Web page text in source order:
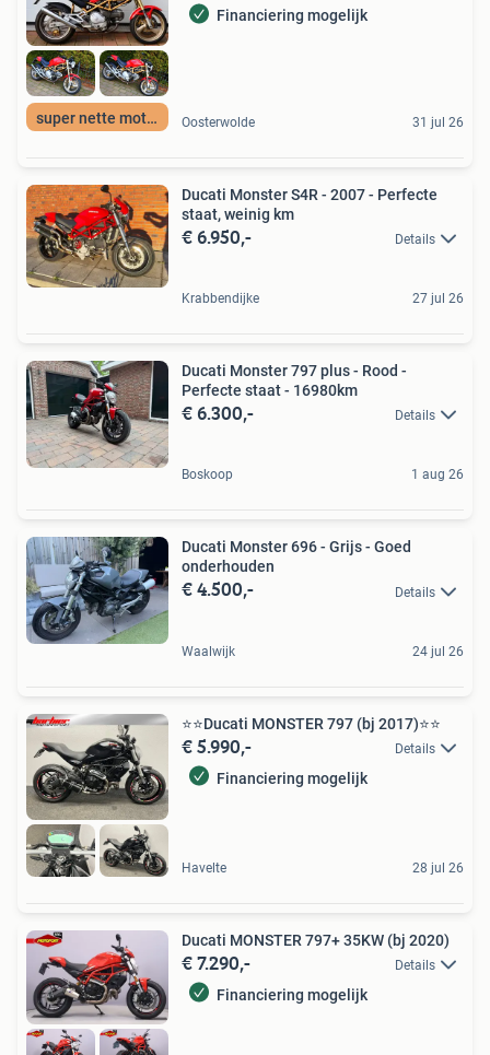
super nette motor
Financiering mogelijk
Oosterwolde 31 jul 26
Ducati Monster S4R - 2007 - Perfecte
staat, weinig km
€ 6.950,- Details
Krabbendijke 27 jul 26
Ducati Monster 797 plus - Rood -
Perfecte staat - 16980km
€ 6.300,- Details
Boskoop 1 aug 26
Ducati Monster 696 - Grijs - Goed
onderhouden
€ 4.500,- Details
Waalwijk 24 jul 26
⭐️⭐Ducati MONSTER 797 (bj 2017)⭐️⭐
€ 5.990,- Details
Financiering mogelijk
Havelte 28 jul 26
Ducati MONSTER 797+ 35KW (bj 2020)
€ 7.290,- Details
Financiering mogelijk